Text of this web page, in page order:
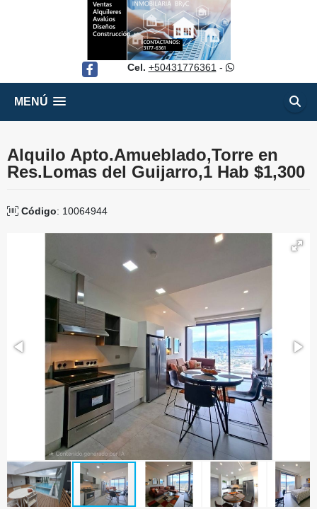
Facebook Cel. +50431776361 -
MENÚ
Alquilo Apto.Amueblado,Torre en
Res.Lomas del Guijarro,1 Hab $1,300
Código: 10064944